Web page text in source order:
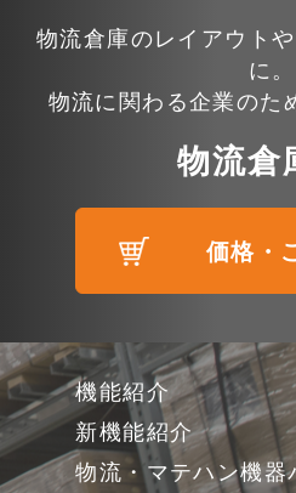
物流倉庫のレイアウト
に。
物流に関わる企業のた
物流倉
価格・
機能紹介
新機能紹介
物流・マテハン機器